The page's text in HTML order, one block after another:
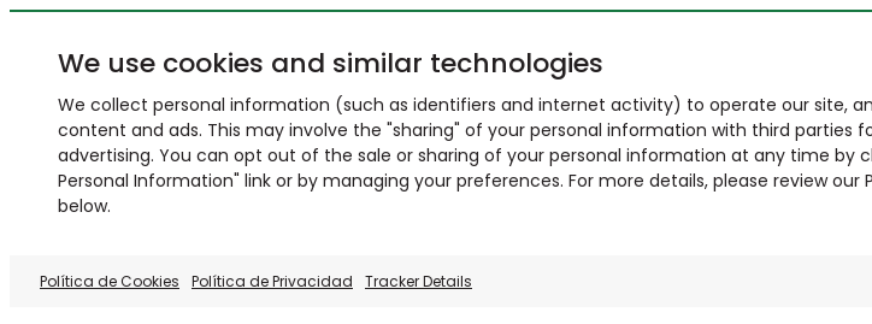
We use cookies and similar technologies
We collect personal information (such as identifiers and internet activity) to operate our site,
content and ads. This may involve the "sharing" of your personal information with third parties
advertising. You can opt out of the sale or sharing of your personal information at any time by
Personal Information" link or by managing your preferences. For more details, please review our
below.
Política de Cookies Política de Privacidad Tracker Details